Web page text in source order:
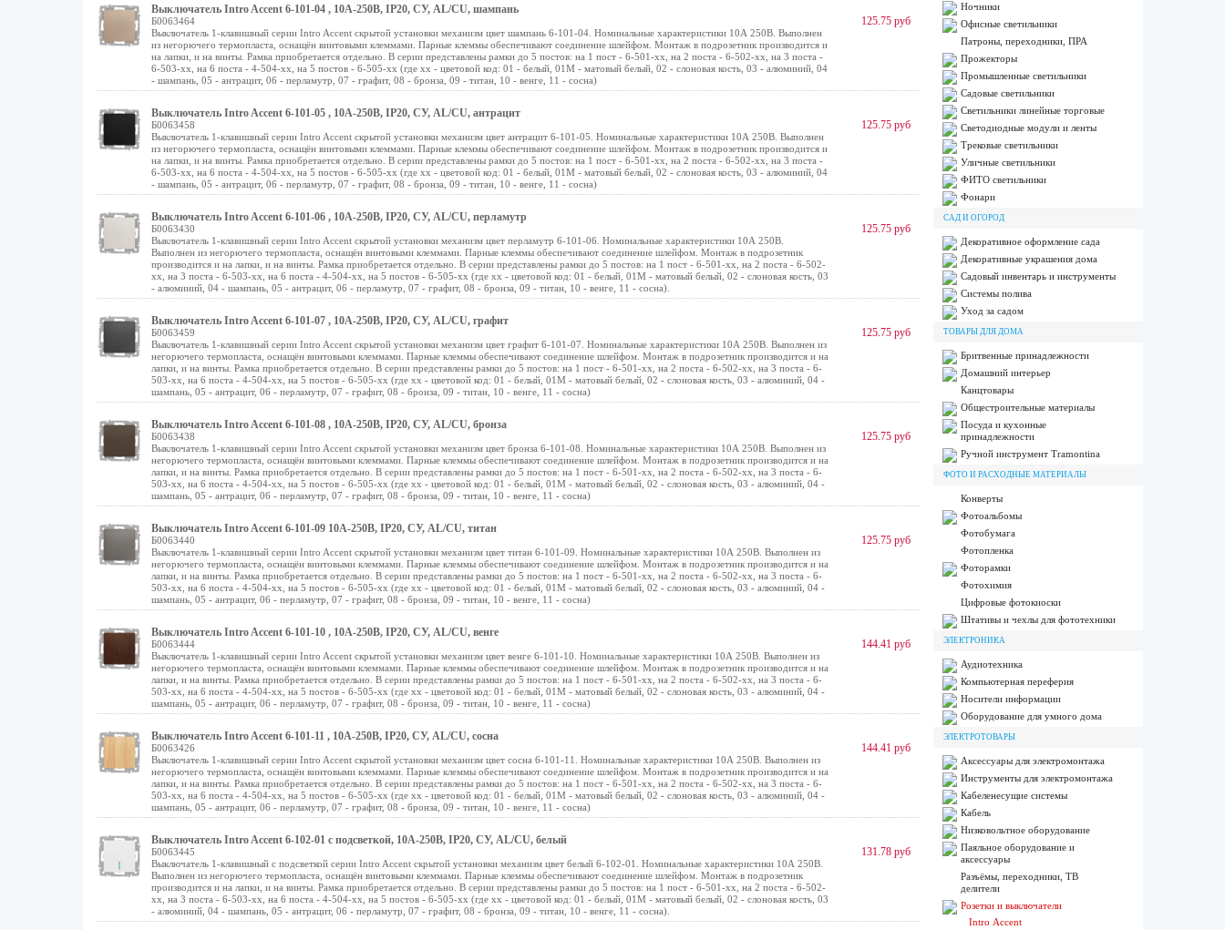
Выключатель Intro Accent 6-101-04 , 10А-250В, IP20, СУ, AL/CU, шампань
Б0063464
Выключатель 1-клавишный серии Intro Accent скрытой установки механизм цвет шампань 6-101-04. Номинальные характеристики 10А 250В. Выполнен
из негорючего термопласта, оснащён винтовыми клеммами. Парные клеммы обеспечивают соединение шлейфом. Монтаж в подрозетник производится и
на лапки, и на винты. Рамка приобретается отдельно. В серии представлены рамки до 5 постов: на 1 пост - 6-501-хх, на 2 поста - 6-502-хх, на 3 поста -
6-503-хх, на 6 поста - 4-504-хх, на 5 постов - 6-505-хх (где хх - цветовой код: 01 - белый, 01М - матовый белый, 02 - слоновая кость, 03 - алюминий, 04
- шампань, 05 - антрацит, 06 - перламутр, 07 - графит, 08 - бронза, 09 - титан, 10 - венге, 11 - сосна)
125.75 руб
Выключатель Intro Accent 6-101-05 , 10А-250В, IP20, СУ, AL/CU, антрацит
Б0063458
Выключатель 1-клавишный серии Intro Accent скрытой установки механизм цвет антрацит 6-101-05. Номинальные характеристики 10А 250В. Выполнен
из негорючего термопласта, оснащён винтовыми клеммами. Парные клеммы обеспечивают соединение шлейфом. Монтаж в подрозетник производится и
на лапки, и на винты. Рамка приобретается отдельно. В серии представлены рамки до 5 постов: на 1 пост - 6-501-хх, на 2 поста - 6-502-хх, на 3 поста -
6-503-хх, на 6 поста - 4-504-хх, на 5 постов - 6-505-хх (где хх - цветовой код: 01 - белый, 01М - матовый белый, 02 - слоновая кость, 03 - алюминий, 04
- шампань, 05 - антрацит, 06 - перламутр, 07 - графит, 08 - бронза, 09 - титан, 10 - венге, 11 - сосна)
125.75 руб
Выключатель Intro Accent 6-101-06 , 10А-250В, IP20, СУ, AL/CU, перламутр
Б0063430
Выключатель 1-клавишный серии Intro Accent скрытой установки механизм цвет перламутр 6-101-06. Номинальные характеристики 10А 250В.
Выполнен из негорючего термопласта, оснащён винтовыми клеммами. Парные клеммы обеспечивают соединение шлейфом. Монтаж в подрозетник
производится и на лапки, и на винты. Рамка приобретается отдельно. В серии представлены рамки до 5 постов: на 1 пост - 6-501-хх, на 2 поста - 6-502-
хх, на 3 поста - 6-503-хх, на 6 поста - 4-504-хх, на 5 постов - 6-505-хх (где хх - цветовой код: 01 - белый, 01М - матовый белый, 02 - слоновая кость, 03
- алюминий, 04 - шампань, 05 - антрацит, 06 - перламутр, 07 - графит, 08 - бронза, 09 - титан, 10 - венге, 11 - сосна).
125.75 руб
Выключатель Intro Accent 6-101-07 , 10А-250В, IP20, СУ, AL/CU, графит
Б0063459
Выключатель 1-клавишный серии Intro Accent скрытой установки механизм цвет графит 6-101-07. Номинальные характеристики 10А 250В. Выполнен из
негорючего термопласта, оснащён винтовыми клеммами. Парные клеммы обеспечивают соединение шлейфом. Монтаж в подрозетник производится и на
лапки, и на винты. Рамка приобретается отдельно. В серии представлены рамки до 5 постов: на 1 пост - 6-501-хх, на 2 поста - 6-502-хх, на 3 поста - 6-
503-хх, на 6 поста - 4-504-хх, на 5 постов - 6-505-хх (где хх - цветовой код: 01 - белый, 01М - матовый белый, 02 - слоновая кость, 03 - алюминий, 04 -
шампань, 05 - антрацит, 06 - перламутр, 07 - графит, 08 - бронза, 09 - титан, 10 - венге, 11 - сосна)
125.75 руб
Выключатель Intro Accent 6-101-08 , 10А-250В, IP20, СУ, AL/CU, бронза
Б0063438
Выключатель 1-клавишный серии Intro Accent скрытой установки механизм цвет бронза 6-101-08. Номинальные характеристики 10А 250В. Выполнен из
негорючего термопласта, оснащён винтовыми клеммами. Парные клеммы обеспечивают соединение шлейфом. Монтаж в подрозетник производится и на
лапки, и на винты. Рамка приобретается отдельно. В серии представлены рамки до 5 постов: на 1 пост - 6-501-хх, на 2 поста - 6-502-хх, на 3 поста - 6-
503-хх, на 6 поста - 4-504-хх, на 5 постов - 6-505-хх (где хх - цветовой код: 01 - белый, 01М - матовый белый, 02 - слоновая кость, 03 - алюминий, 04 -
шампань, 05 - антрацит, 06 - перламутр, 07 - графит, 08 - бронза, 09 - титан, 10 - венге, 11 - сосна)
125.75 руб
Выключатель Intro Accent 6-101-09 10А-250В, IP20, СУ, AL/CU, титан
Б0063440
Выключатель 1-клавишный серии Intro Accent скрытой установки механизм цвет титан 6-101-09. Номинальные характеристики 10А 250В. Выполнен из
негорючего термопласта, оснащён винтовыми клеммами. Парные клеммы обеспечивают соединение шлейфом. Монтаж в подрозетник производится и на
лапки, и на винты. Рамка приобретается отдельно. В серии представлены рамки до 5 постов: на 1 пост - 6-501-хх, на 2 поста - 6-502-хх, на 3 поста - 6-
503-хх, на 6 поста - 4-504-хх, на 5 постов - 6-505-хх (где хх - цветовой код: 01 - белый, 01М - матовый белый, 02 - слоновая кость, 03 - алюминий, 04 -
шампань, 05 - антрацит, 06 - перламутр, 07 - графит, 08 - бронза, 09 - титан, 10 - венге, 11 - сосна)
125.75 руб
Выключатель Intro Accent 6-101-10 , 10А-250В, IP20, СУ, AL/CU, венге
Б0063444
Выключатель 1-клавишный серии Intro Accent скрытой установки механизм цвет венге 6-101-10. Номинальные характеристики 10А 250В. Выполнен из
негорючего термопласта, оснащён винтовыми клеммами. Парные клеммы обеспечивают соединение шлейфом. Монтаж в подрозетник производится и на
лапки, и на винты. Рамка приобретается отдельно. В серии представлены рамки до 5 постов: на 1 пост - 6-501-хх, на 2 поста - 6-502-хх, на 3 поста - 6-
503-хх, на 6 поста - 4-504-хх, на 5 постов - 6-505-хх (где хх - цветовой код: 01 - белый, 01М - матовый белый, 02 - слоновая кость, 03 - алюминий, 04 -
шампань, 05 - антрацит, 06 - перламутр, 07 - графит, 08 - бронза, 09 - титан, 10 - венге, 11 - сосна)
144.41 руб
Выключатель Intro Accent 6-101-11 , 10А-250В, IP20, СУ, AL/CU, сосна
Б0063426
Выключатель 1-клавишный серии Intro Accent скрытой установки механизм цвет сосна 6-101-11. Номинальные характеристики 10А 250В. Выполнен из
негорючего термопласта, оснащён винтовыми клеммами. Парные клеммы обеспечивают соединение шлейфом. Монтаж в подрозетник производится и на
лапки, и на винты. Рамка приобретается отдельно. В серии представлены рамки до 5 постов: на 1 пост - 6-501-хх, на 2 поста - 6-502-хх, на 3 поста - 6-
503-хх, на 6 поста - 4-504-хх, на 5 постов - 6-505-хх (где хх - цветовой код: 01 - белый, 01М - матовый белый, 02 - слоновая кость, 03 - алюминий, 04 -
шампань, 05 - антрацит, 06 - перламутр, 07 - графит, 08 - бронза, 09 - титан, 10 - венге, 11 - сосна)
144.41 руб
Выключатель Intro Accent 6-102-01 с подсветкой, 10А-250В, IP20, СУ, AL/CU, белый
Б0063445
Выключатель 1-клавишный с подсветкой серии Intro Accent скрытой установки механизм цвет белый 6-102-01. Номинальные характеристики 10А 250В.
Выполнен из негорючего термопласта, оснащён винтовыми клеммами. Парные клеммы обеспечивают соединение шлейфом. Монтаж в подрозетник
производится и на лапки, и на винты. Рамка приобретается отдельно. В серии представлены рамки до 5 постов: на 1 пост - 6-501-хх, на 2 поста - 6-502-
хх, на 3 поста - 6-503-хх, на 6 поста - 4-504-хх, на 5 постов - 6-505-хх (где хх - цветовой код: 01 - белый, 01М - матовый белый, 02 - слоновая кость, 03
- алюминий, 04 - шампань, 05 - антрацит, 06 - перламутр, 07 - графит, 08 - бронза, 09 - титан, 10 - венге, 11 - сосна).
131.78 руб
Ночники
Офисные светильники
Патроны, переходники, ПРА
Прожекторы
Промышленные светильники
Садовые светильники
Светильники линейные торговые
Светодиодные модули и ленты
Трековые светильники
Уличные светильники
ФИТО светильники
Фонари
САД И ОГОРОД
Декоративное оформление сада
Декоративные украшения дома
Садовый инвентарь и инструменты
Системы полива
Уход за садом
ТОВАРЫ ДЛЯ ДОМА
Бритвенные принадлежности
Домашний интерьер
Канцтовары
Общестроительные материалы
Посуда и кухонные
принадлежности
Ручной инструмент Tramontina
ФОТО И РАСХОДНЫЕ МАТЕРИАЛЫ
Конверты
Фотоальбомы
Фотобумага
Фотопленка
Фоторамки
Фотохимия
Цифровые фотокиоски
Штативы и чехлы для фототехники
ЭЛЕКТРОНИКА
Аудиотехника
Компьютерная переферия
Носители информации
Оборудование для умного дома
ЭЛЕКТРОТОВАРЫ
Аксессуары для электромонтажа
Инструменты для электромонтажа
Кабеленесущие системы
Кабель
Низковольтное оборудование
Паяльное оборудование и
аксессуары
Разъёмы, переходники, ТВ
делители
Розетки и выключатели
Intro Accent